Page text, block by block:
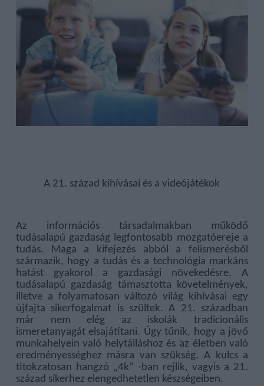
A 21. század kihívásai és a videójátékok
Az információs társadalmakban működő
tudásalapú gazdaság legfontosabb mozgatóereje a
tudás. Maga a kifejezés abból a felismerésből
származik, hogy a tudás és a technológia markáns
hatást gyakorol a gazdasági növekedésre. A
tudásalapú gazdaság támasztotta követelmények,
illetve a folyamatosan változó világ kihívásai egy
újfajta sikerfogalmat is szültek. A 21. században
már nem elég az iskolák tradicionális
ismeretanyagát elsajátítani. Úgy tűnik, hogy a jövő
munkahelyein való helytálláshoz és az életben való
eredményességhez másra van szükség. A kulcs a
titokzatosan hangzó „4k” -ban rejlik, vagyis a 21.
század sikerhez elengedhetetlen készségeiben.